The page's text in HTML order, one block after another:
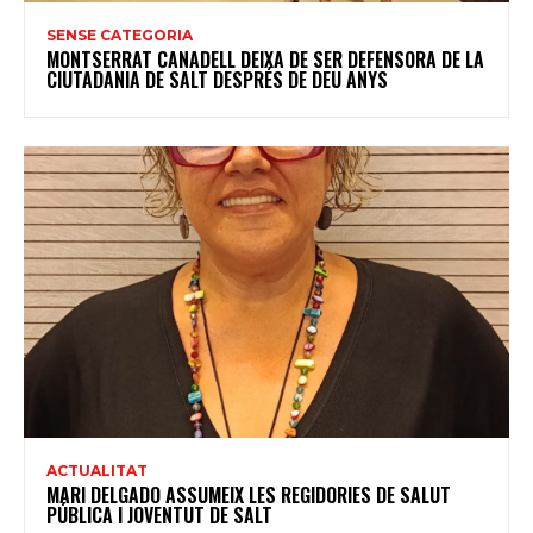
SENSE CATEGORIA
MONTSERRAT CANADELL DEIXA DE SER DEFENSORA DE LA
CIUTADANIA DE SALT DESPRÉS DE DEU ANYS
ACTUALITAT
MARI DELGADO ASSUMEIX LES REGIDORIES DE SALUT
PÚBLICA I JOVENTUT DE SALT